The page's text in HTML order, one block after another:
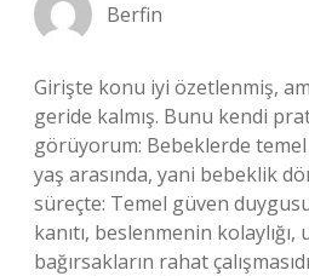
Berfin
Girişte konu iyi özetlenmiş,
geride kalmış. Bunu kendi
görüyorum: Bebeklerde
yaş arasında, yani bebeklik
süreçte: Temel güven
kanıtı, beslenmenin
bağırsakların rahat